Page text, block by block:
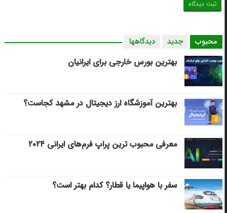
محبوب جدید دیدگاهها
بهترین بورس خارجی برای ایرانیان
بهترین آموزشگاه ارز دیجیتال در مشهد کجاست؟
معرفی محبوب ترین پراپ فرم‌های ایرانی ۲۰۲۴
سفر با هواپیما یا قطار؟ کدام بهتر است؟